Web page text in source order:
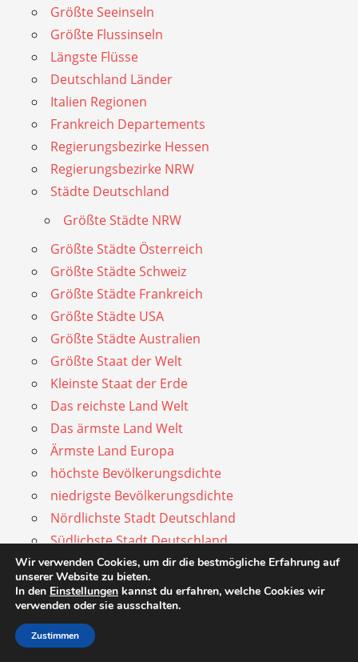
Größte Seeinseln
Größte Flussinseln
Längste Flüsse
Deutschland Länder
Italien Regionen
Frankreich Departements
Regierungsbezirke Hessen
Regierungsbezirke NRW
Städte Deutschland
Größte Städte NRW
Größte Städte Österreich
Größte Städte Schweiz
Größte Städte Frankreich
Größte Städte USA
Größte Städte Australien
Größte Staat der Welt
Kleinste Staat der Erde
Das reichste Land Welt
Das ärmste Land Welt
Ärmste Land Europa
höchste Bevölkerungsdichte
niedrigste Bevölkerungsdichte
Nördlichste Stadt Deutschland
Südlichste Stadt Deutschland
Westlichste Stadt Deutschland
Östlichste Stadt Deutschland
Nördlichste Stadt Europas
Südlichste Stadt Europas
Nördlichste Stadt Welt
Wir verwenden Cookies, um dir die bestmögliche Erfahrung auf
unserer Website zu bieten.
In den Einstellungen kannst du erfahren, welche Cookies wir
verwenden oder sie ausschalten.
Zustimmen